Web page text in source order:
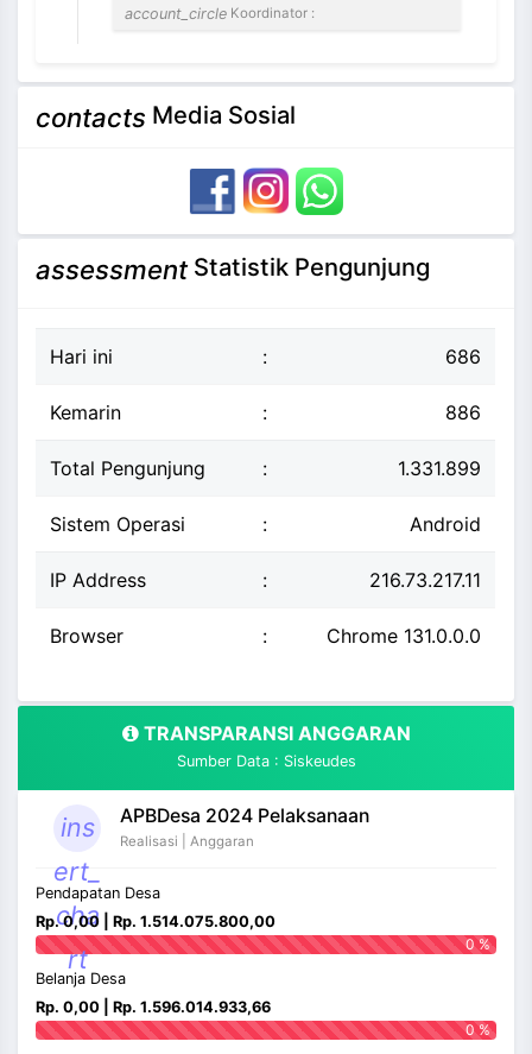
account_circle Koordinator :
contacts Media Sosial
assessmentStatistik Pengunjung
Hari ini : 686
Kemarin : 886
Total Pengunjung : 1.331.899
Sistem Operasi : Android
IP Address : 216.73.217.11
Browser : Chrome 131.0.0.0
TRANSPARANSI ANGGARAN
Sumber Data : Siskeudes
ins
ert_
cha
rt
APBDesa 2024 Pelaksanaan
Realisasi | Anggaran
Pendapatan Desa
Rp. 0,00 | Rp. 1.514.075.800,00
0 %
Belanja Desa
Rp. 0,00 | Rp. 1.596.014.933,66
0 %